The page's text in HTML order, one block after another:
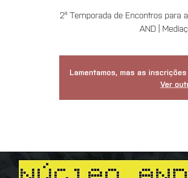
2ª Temporada de Encontros para
AND |
Lamentamos, mas as
Ver